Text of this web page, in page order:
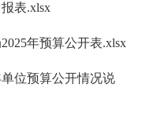
表.xlsx
年预算公开表.xlsx
位预算公开情况说